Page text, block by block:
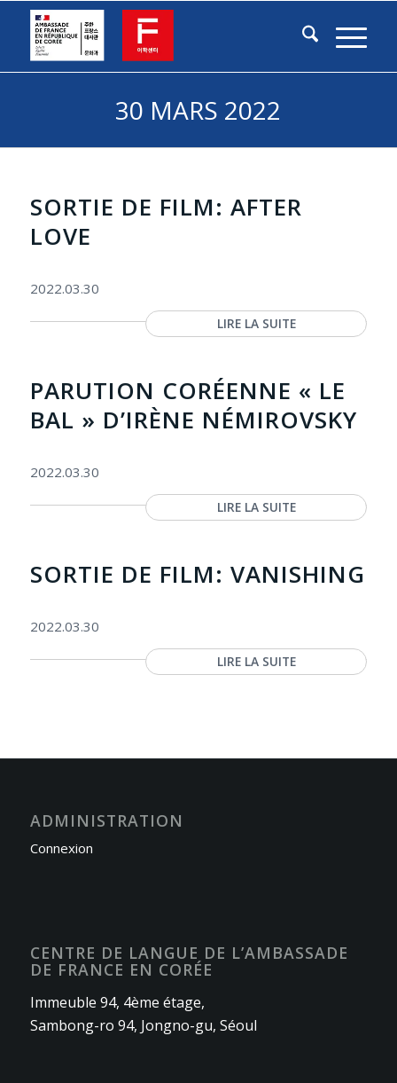
30 MARS 2022
SORTIE DE FILM: AFTER
LOVE
2022.03.30
LIRE LA SUITE
PARUTION CORÉENNE « LE
BAL » D’IRÈNE NÉMIROVSKY
2022.03.30
LIRE LA SUITE
SORTIE DE FILM: VANISHING
2022.03.30
LIRE LA SUITE
ADMINISTRATION
Connexion
CENTRE DE LANGUE DE L’AMBASSADE
DE FRANCE EN CORÉE
Immeuble 94, 4ème étage,
Sambong-ro 94, Jongno-gu, Séoul